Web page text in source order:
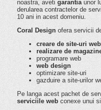
noastra, avetigarantiaunor
derularea contractelor de
10 ani in acest domeniu.
Coral Design ofera servicii
creare de site-uri web
realizare de
programare web
web design
optimizare site-uri
gazduire a site-urilor
Pe langa acest pachet de
serviciile web conexe unui